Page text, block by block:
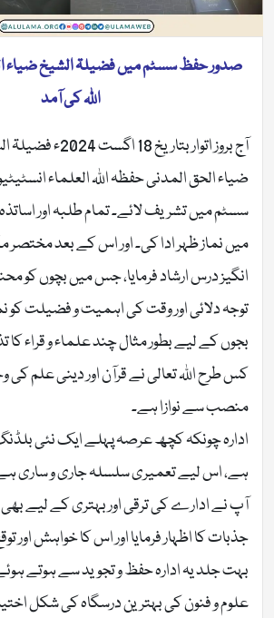
صدور حفظ سسٹم میں فضیلۃ الشیخ ضیاء
اللہ کی آمد
آج بروز اتوار بتاریخ
ضیاء الحق المدنی حفظہ اللہ العلماء
سسٹم میں تشریف لائے۔ تمام طلبہ اور
میں نماز ظہر ادا کی۔ اور اس کے بعد مختصر
انگیز درس ارشاد فرمایا، جس میں بچوں کو
توجہ دلائی اور وقت کی اہمیت و فضیلت کو
بجوں کے لیے بطور مثال چند علماء و قراء کا
کس طرح اللہ تعالی نے قرآن اور دینی علم
منصب سے نوازا ہے۔
ادارہ چونکہ کچھ عرصہ پہلے ایک نئی
ہے، اس لیے تعمیری سلسلہ جاری و ساری
آپ نے ادارے کی ترقی اور بہتری کے لیے
جذبات کا اظہار فرمایا اور اس کا خواہش اور
بہت جلد یہ ادارہ حفظ و تجوید سے ہوتے ہوئے
علوم و فنون کی بہترین درسگاہ کی شکل